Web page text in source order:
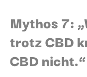
Mythos 7:
trotz CBD
CBD nicht.“